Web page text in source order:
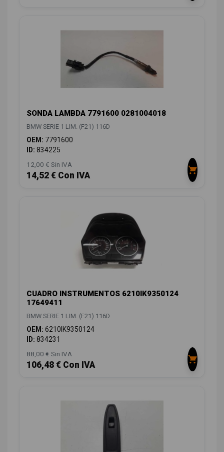
SONDA LAMBDA 7791600 0281004018
BMW SERIE 1 LIM. (F21) 116D
OEM: 7791600
ID: 834225
12,00 € Sin IVA
14,52 € Con IVA
CUADRO INSTRUMENTOS 6210IK9350124
17649411
BMW SERIE 1 LIM. (F21) 116D
OEM: 6210IK9350124
ID: 834231
88,00 € Sin IVA
106,48 € Con IVA